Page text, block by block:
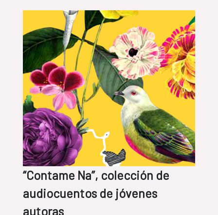
“Contame Na”, colección de
audiocuentos de jóvenes
autoras